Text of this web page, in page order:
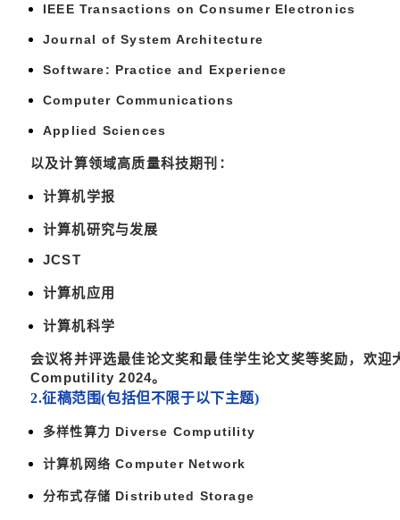
IEEE Transactions on Consumer Electronics
Journal of System Architecture
Software: Practice and Experience
Computer Communications
Applied Sciences
以及计算领域高质量科技期刊：
计算机学报
计算机研究与发展
JCST
计算机应用
计算机科学
会议将并评选最佳论文奖和最佳学生论文奖等奖励，欢迎
Computility 2024。
2.征稿范围(包括但不限于以下主题)
多样性算力 Diverse Computility
计算机网络 Computer Network
分布式存储 Distributed Storage